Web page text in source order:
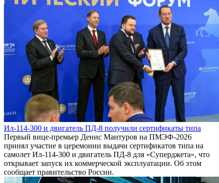
Ил-114-300 и двигатель ПД-8 получили сертификаты типа
Первый вице-премьер Денис Мантуров на ПМЭФ-2026
принял участие в церемонии выдачи сертификатов типа на
самолет Ил-114-300 и двигатель ПД-8 для «Суперджета», что
открывает запуск их коммерческой эксплуатации. Об этом
сообщает правительство России.